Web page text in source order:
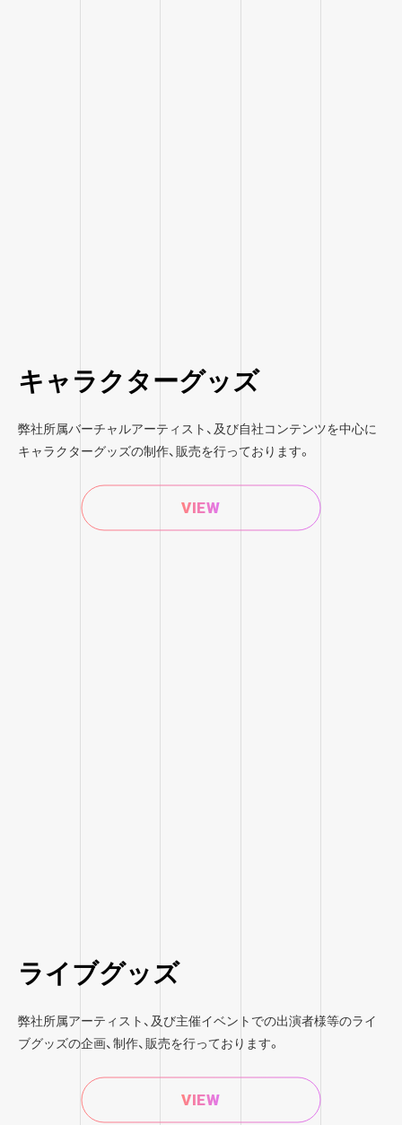
キャラクターグッズ
弊社所属バーチャルアーティスト、及び自社コンテンツを中心に
キャラクターグッズの制作、販売を行っております。
VIEW
ライブグッズ
弊社所属アーティスト、及び主催イベントでの出演者様等のライ
ブグッズの企画、制作、販売を行っております。
VIEW